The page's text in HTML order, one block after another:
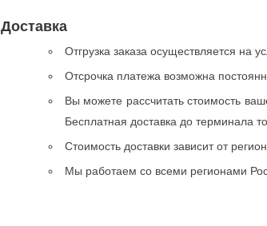
Доставка
Отгрузка заказа осуществляется на
Отсрочка платежа возможна
Вы можете рассчитать стоимость
Бесплатная доставка до терминала
Стоимость доставки зависит от
Мы работаем со всеми регионами